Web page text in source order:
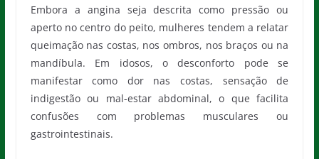
Embora a angina seja descrita como pressão ou
aperto no centro do peito, mulheres tendem a relatar
queimação nas costas, nos ombros, nos braços ou na
mandíbula. Em idosos, o desconforto pode se
manifestar como dor nas costas, sensação de
indigestão ou mal-estar abdominal, o que facilita
confusões com problemas musculares ou
gastrointestinais.